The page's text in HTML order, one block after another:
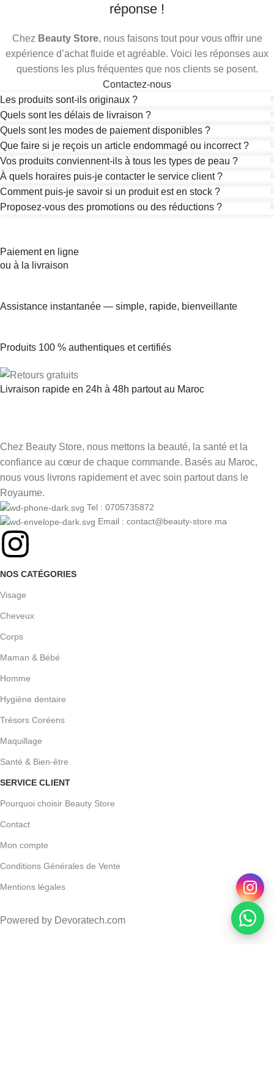
réponse !
Chez Beauty Store, nous faisons tout pour vous offrir une
expérience d’achat fluide et agréable. Voici les réponses aux
questions les plus fréquentes que nos clients se posent.
Contactez-nous
Les produits sont-ils originaux ?
Quels sont les délais de livraison ?
Quels sont les modes de paiement disponibles ?
Que faire si je reçois un article endommagé ou incorrect ?
Vos produits conviennent-ils à tous les types de peau ?
À quels horaires puis-je contacter le service client ?
Comment puis-je savoir si un produit est en stock ?
Proposez-vous des promotions ou des réductions ?
Paiement en ligne
ou à la livraison
Assistance instantanée — simple, rapide, bienveillante
Produits 100 % authentiques et certifiés
Livraison rapide en 24h à 48h partout au Maroc
Chez Beauty Store, nous mettons la beauté, la santé et la
confiance au cœur de chaque commande. Basés au Maroc,
nous vous livrons rapidement et avec soin partout dans le
Royaume.
Tel : 0705735872
Email : contact@beauty-store.ma
NOS CATÉGORIES
Visage
Cheveux
Corps
Maman & Bébé
Homme
Hygiène dentaire
Trésors Coréens
Maquillage
Santé & Bien-être
SERVICE CLIENT
Pourquoi choisir Beauty Store
Contact
Mon compte
Conditions Générales de Vente
Mentions légales
Powered by Devoratech.com
📍 Tanger : Livraison gratuite | 🚚